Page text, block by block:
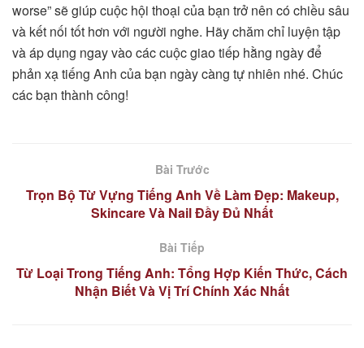
worse” sẽ giúp cuộc hội thoại của bạn trở nên có chiều sâu
và kết nối tốt hơn với người nghe. Hãy chăm chỉ luyện tập
và áp dụng ngay vào các cuộc giao tiếp hằng ngày để
phản xạ tiếng Anh của bạn ngày càng tự nhiên nhé. Chúc
các bạn thành công!
Bài Trước
Trọn Bộ Từ Vựng Tiếng Anh Về Làm Đẹp: Makeup,
Skincare Và Nail Đầy Đủ Nhất
Bài Tiếp
Từ Loại Trong Tiếng Anh: Tổng Hợp Kiến Thức, Cách
Nhận Biết Và Vị Trí Chính Xác Nhất